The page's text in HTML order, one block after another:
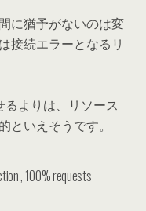
に猶予がないのは変
接続エラーとなるリ
よりは、リソース
といえそうです。
, 100% requests